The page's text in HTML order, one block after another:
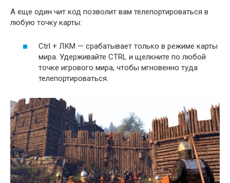
А еще один чит код позволит вам телепортироваться в
любую точку карты:
Ctrl + ЛКМ — срабатывает только в режиме карты
мира. Удерживайте CTRL и щелкните по любой
точке игрового мира, чтобы мгновенно туда
телепортироваться.